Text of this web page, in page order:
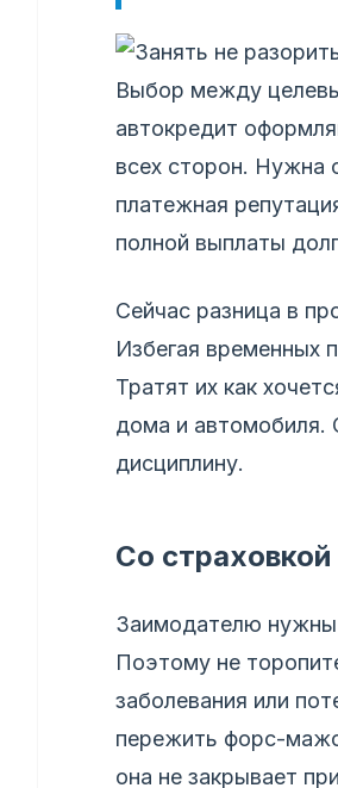
Выбор между
автокредит
всех сторон. Нужна
платежная
полной выплаты
Сейчас разница в
Избегая временных
Тратят их как
дома и автомобиля.
дисциплину.
Со страховкой
Заимодателю нужны
Поэтому не
заболевания или
пережить форс-
она не закрывает